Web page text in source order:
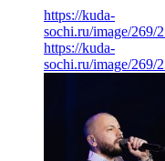
https://kuda-
sochi.ru/image/269/
https://kuda-
sochi.ru/image/269/